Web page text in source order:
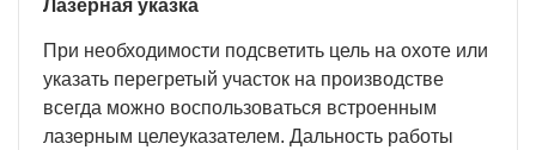
Лазерная указка
При необходимости подсветить цель на охоте или
указать перегретый участок на производстве
всегда можно воспользоваться встроенным
лазерным целеуказателем. Дальность работы